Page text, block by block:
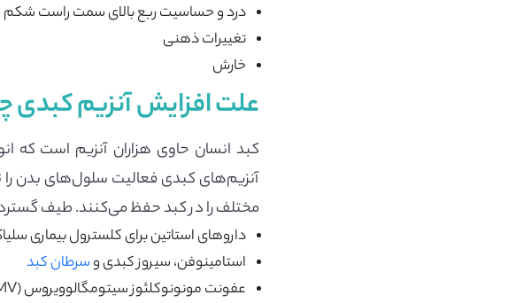
درد و حساسیت ربع بالای سمت راست شکم
تغییرات ذهنی
خارش
علت افزایش آنزیم
کبد انسان حاوی هزاران آنزیم است
آنزیم‌های کبدی فعالیت سلول‌های بدن
مختلف را در کبد حفظ می‌کنند. طیف
داروهای استاتین برای کلسترول بیماری
استامینوفن، سیروز کبدی وسرطان کبد
عفونت مونونوکلئوز سیتومگالوویروس (CMV) و نارسایی قلبی